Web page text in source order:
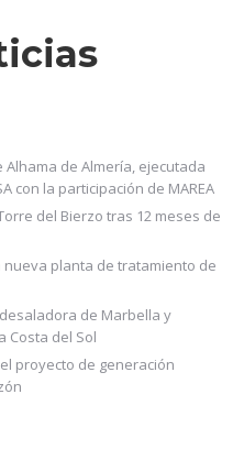
Alhama de Almería, ejecutada
con la participación de MAREA
del Bierzo tras 12 meses de
nueva planta de tratamiento de
de Marbella y
Costa del Sol
proyecto de generación